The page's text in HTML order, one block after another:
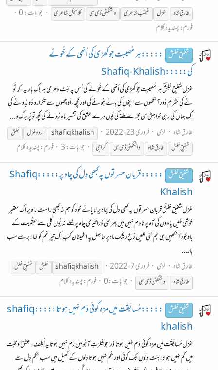
طارق شاہ
غزل غضب شاعری واشنگٹن ڈی سی کلاسیکل شاعری
جوابات: 0
فورم:پسندیدہ کلام
شفیق خلش :::::ہر مُصیبت جو کھڑی کی اُنھی کے خُو نے
کی:::::Shafiq- Khalish
غزل شفیق خلِشؔ ہر مُصیبت جو کھڑی کی اُنھی کے خُو نے کی اُس پہ ہَٹ دھرمی ہر اِک بار یہ، کہ تُو
نے کی شرم دُورآنکھوں سے اپنوں کی ہائے ہُو نے کی اور کچھ، اَوچھوں سے تکرار و دُو بَدُو نے کی
اِک جہاں کی رہی خواہش سی مجھ سے مِلنے کی یُوں مِرے عِشق کی تشہیر ماہ رُو نے کی کچھ تو پُر برگ و...
طارق شاہ
لڑی فروری 23، 2022 shafiq khalish اردو غزل
خلش
شفیقخلش طارق شاہ واشنگٹن ڈی سی کراچی جوابات: 3 فورم:پسندیدہ کلام
شفیق خلش
:::::قربان حسرتوں پہ کبھی دِل کی چاہ پر:::::Shafiq
Khalish
غزل شفیق خلشؔ قربان حسرتوں پہ کبھی دِل کی چاہ پر لا پائے خود کو ہم نہ کبھی راست راہ پر اِک معتبر
خوشی نہیں یادوں کی آہ پر نادم نہیں ہیں پھر بھی ذرا تیری چاہ پر ٹہلے نہ یُوں گلی سے عقُوبت کے
باوجُود آنکھیں ہی جَم گئی تھیں رُخِ رشکِ ماہ پر حاصِل پہ اِطمینان کب اِک تِیرِ غم کو تھا ! برسے سب
بار...
طارق شاہ
لڑی فروری 7، 2022 shafiq khalish خلش شفیقخلش
طارق شاہ
واشنگٹن ڈی سی جوابات: 0 فورم:پسندیدہ کلام
شفیق خلش
:::::مُسابَقَت میں مزہ کوئی دَم نہیں ہوتا:::::shafiq
khalish
غزل مُسابَقَت میں مزہ کوئی دَم نہیں ہوتا ذرا جو فِطرَتِ آہُو میں رَم نہیں ہوتا یہ لُطف، عِشق و محبّت
میں کم نہیں ہوتا! بہت دِنوں تک کوئی اور غم نہیں ہوتا دِلوں کے کھیل میں سب حُکم دِل سے